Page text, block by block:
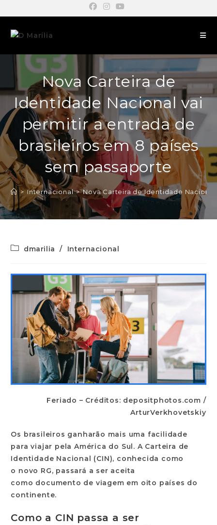
Nova Carteira de
Identidade Nacional vai
permitir a entrada de
brasileiros em 8 países
sem passaporte
> Internacional > Nova Carteira de Identidade
dmarilia / Internacional
Feriado – Créditos: depositphotos.com /
ArturVerkhovetskiy
Os brasileiros ganharão mais uma facilidade
para viajar pelaAmérica do Sul . A Carteira de
Identidade Nacional (CIN), conhecida como
o novo RG, passará a ser aceita
como documento de viagem em oito países do
continente.
Como a CIN passa a ser